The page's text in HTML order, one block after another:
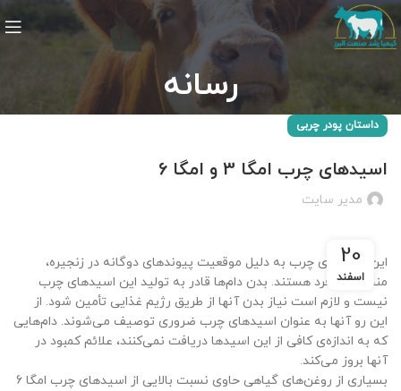
رسانه
داستان پودر چربی
اسیدهای چرب امگا 3 و امگا 6
مدیر سایت
20
اسفند
این اسیدهای چرب به دلیل موقعیت پیوندهای دوگانه در زنجیره،
منحصر به فرد هستند. بدن دام‌ها قادر به تولید این اسیدهای چرب
نیست و لازم است نیاز بدن آنها از طریق رژیم غذایی تأمین شود. از
این رو آنها به عنوان اسیدهای چرب ضروری توصیف می‌شوند. دام‌هایی
که به اندازه‌ی کافی از این اسیدها دریافت نمی‎‌کنند، علائم کمبود در
آنها بروز می‌کند.
بسیاری از روغن‌های گیاهی حاوی نسبت بالایی از اسیدهای چرب امگا 6